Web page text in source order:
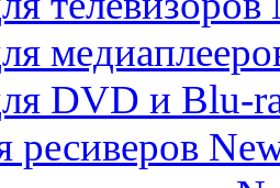
DVD и Blu-
ресиверов